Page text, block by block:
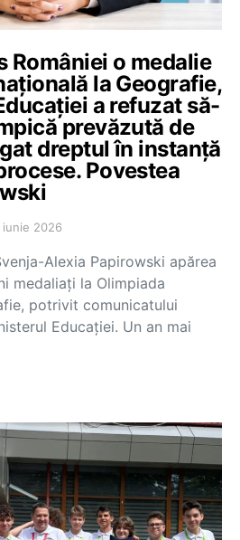
României o medalie
la Geografie,
a refuzat să-
prevăzută de
dreptul în instanță
Povestea
iunie 2026
Alexia Papirowski apărea
medaliați la Olimpiada
potrivit comunicatului
Educației. Un an mai